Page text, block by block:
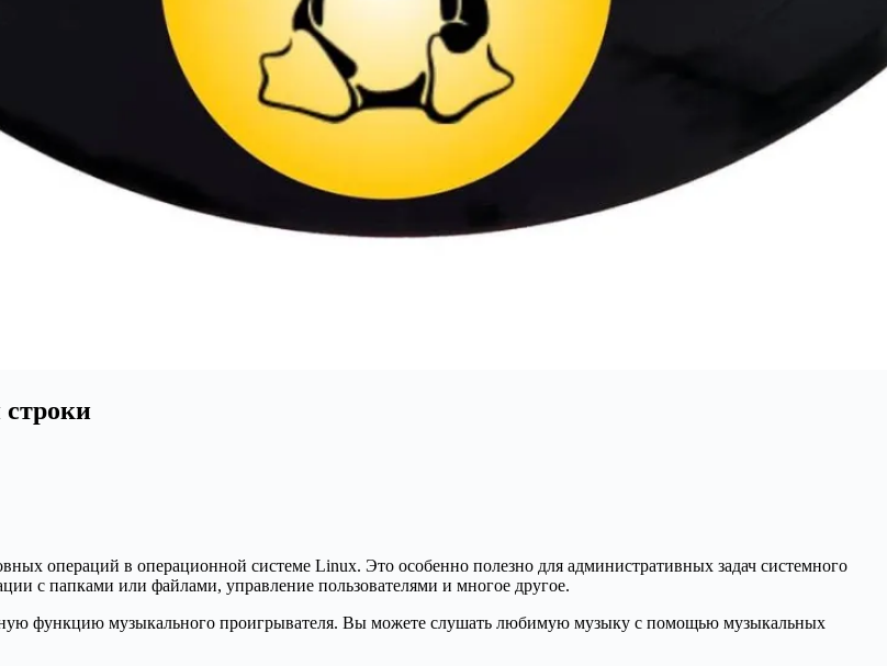
операций в операционной системе Linux. Это особенно полезно для административных задач системного
с папками или файлами, управление пользователями и многое другое.
функцию музыкального проигрывателя. Вы можете слушать любимую музыку с помощью музыкальных